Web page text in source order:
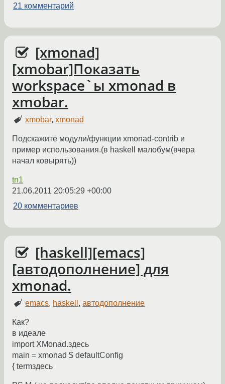
21 комментарий
[xmonad]
[xmobar]Показать
workspace`ы xmonad в
xmobar.
xmobar,xmonad
Подскажите модули/функции xmonad-contrib и
пример использования.(в haskell малобум(вчера
начал ковырять))
tn1
21.06.2011 20:05:29 +00:00
20 комментариев
[haskell][emacs]
[автодополнение] для
xmonad.
emacs, haskell ,автодополнение
Как?
в идеале
import XMonad.здесь
main = xmonad $ defaultConfig
{ termздесь